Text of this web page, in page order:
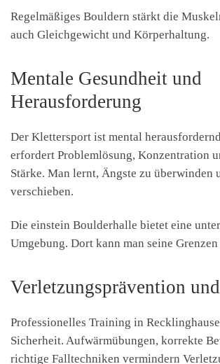
Regelmäßiges Bouldern stärkt die
auch Gleichgewicht und Körperhaltung.
Mentale Gesundheit und
Herausforderung
Der Klettersport ist mental
erfordert Problemlösung, Konzentration
Stärke. Man lernt, Ängste zu überwinden
verschieben.
Die einstein Boulderhalle bietet eine
Umgebung. Dort kann man seine
Verletzungsprävention
Professionelles Training in
Sicherheit. Aufwärmübungen, korrekte
richtige Falltechniken vermindern